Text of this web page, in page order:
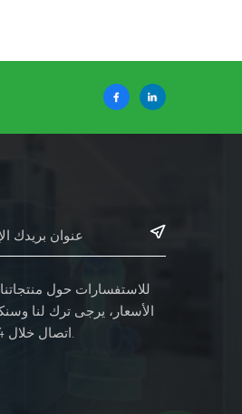
للاستفسارات حول منتجاتنا
الأسعار، يرجى ترك لنا
اتصال خلال 24 ساعة.